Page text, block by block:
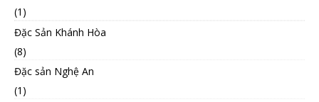
(1)
Đặc Sản Khánh Hòa
(8)
Đặc sản Nghệ An
(1)